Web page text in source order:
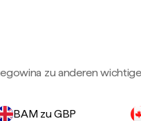
zu anderen
BAM zu GBP